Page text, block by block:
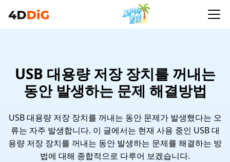
USB 대용량 저장 장치를 꺼내는
동안 발생하는 문제 해결방법
USB 대용량 저장 장치를 꺼내는 동안 문제가 발생했다는 오
류는 자주 발생합니다. 이 글에서는 현재 사용 중인 USB 대
용량 저장 장치를 꺼내는 동안 발생하는 문제를 해결하는 방
법에 대해 종합적으로 다루어 보겠습니다.